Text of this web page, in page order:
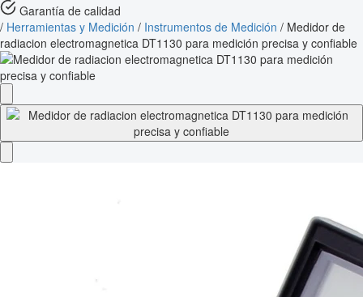
Garantía de calidad
/ Herramientas y Medición / Instrumentos de Medición / Medidor de
radiacion electromagnetica DT1130 para medición precisa y confiable